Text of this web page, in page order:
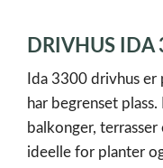
of
1
DRIVHUS IDA
Ida 3300 drivhus
har begrenset
balkonger,
ideelle for planter